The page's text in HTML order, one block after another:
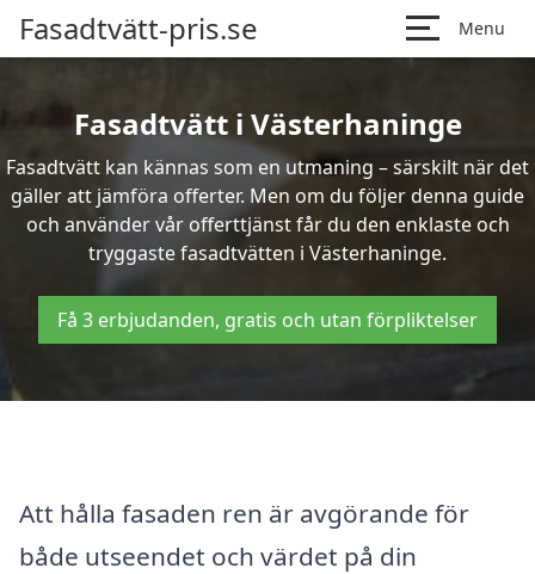
Fasadtvätt-pris.se Menu
Fasadtvätt i Västerhaninge
Fasadtvätt kan kännas som en utmaning – särskilt när det
gäller att jämföra offerter. Men om du följer denna guide
och använder vår offerttjänst får du den enklaste och
tryggaste fasadtvätten i Västerhaninge.
Få 3 erbjudanden, gratis och utan förpliktelser
Att hålla fasaden ren är avgörande för
både utseendet och värdet på din